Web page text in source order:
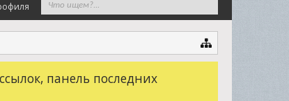
панель последних